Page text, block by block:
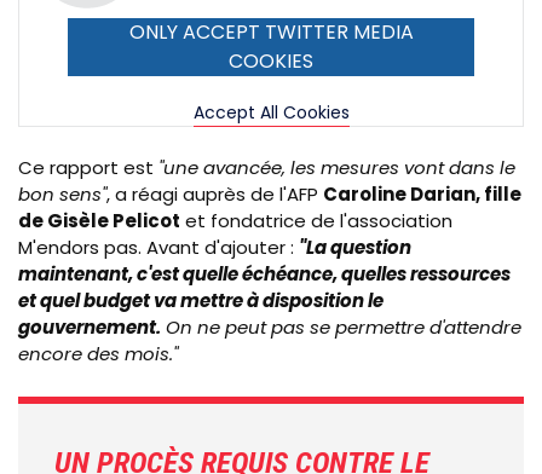
ONLY ACCEPT TWITTER MEDIA
COOKIES
Accept All Cookies
Ce rapport est "une avancée, les mesures vont dans le
bon sens", a réagi auprès de l'AFP Caroline Darian, fille
de Gisèle Pelicot et fondatrice de l'association
M'endors pas. Avant d'ajouter : "La question
maintenant, c'est quelle échéance, quelles ressources
et quel budget va mettre à disposition le
gouvernement. On ne peut pas se permettre d'attendre
encore des mois."
UN PROCÈS REQUIS CONTRE LE